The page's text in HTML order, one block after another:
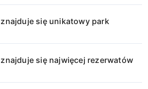
się unikatowy park
się najwięcej rezerwatów